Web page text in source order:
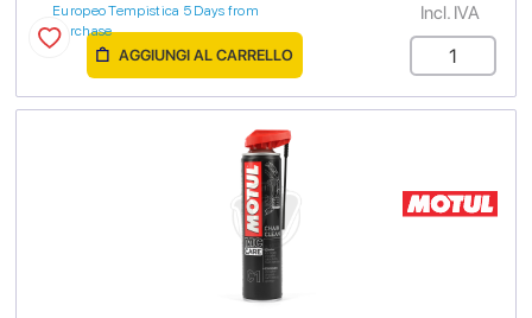
Europeo Tempistica 5 Days from
purchase
Incl. IVA
AGGIUNGI AL CARRELLO